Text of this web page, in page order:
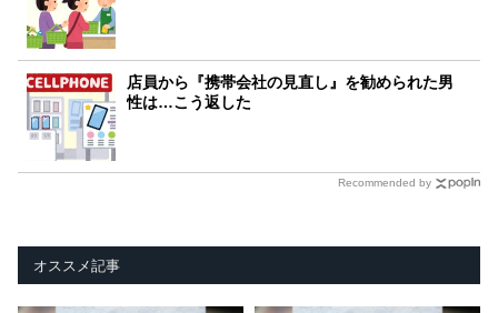
店員から『携帯会社の見直し』を勧められた男
性は…こう返した
Recommended by
オススメ記事